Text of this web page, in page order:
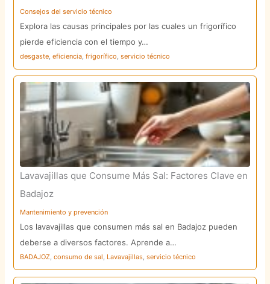
Consejos del servicio técnico
Explora las causas principales por las cuales un frigorífico
pierde eficiencia con el tiempo y…
desgaste ,eficiencia ,frigorífico ,servicio técnico
Lavavajillas que Consume Más Sal: Factores Clave en
Badajoz
Mantenimiento y prevención
Los lavavajillas que consumen más sal en Badajoz pueden
deberse a diversos factores. Aprende a…
BADAJOZ,consumo de sal, Lavavajillas,servicio técnico